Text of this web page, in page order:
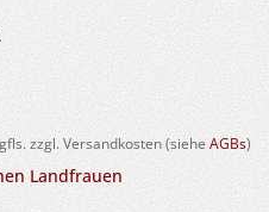
zzgl. Versandkosten (siehe AGBs)
Landfrauen